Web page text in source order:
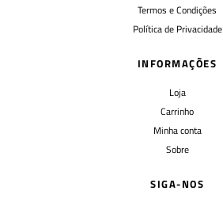
Termos e Condições
Política de Privacidade
INFORMAÇÕES
Loja
Carrinho
Minha conta
Sobre
SIGA-NOS